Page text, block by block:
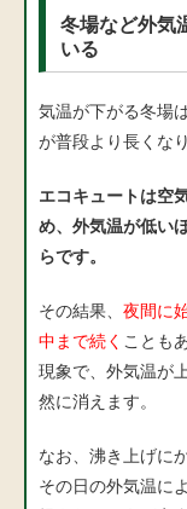
冬場など外気
いる
気温が下がる冬場
が普段より長くな
エコキュートは空
め、外気温が低い
らです。
その結果、 夜間に
中まで続く ことも
現象で、外気温が
然に消えます。
なお、沸き上げに
その日の外気温に